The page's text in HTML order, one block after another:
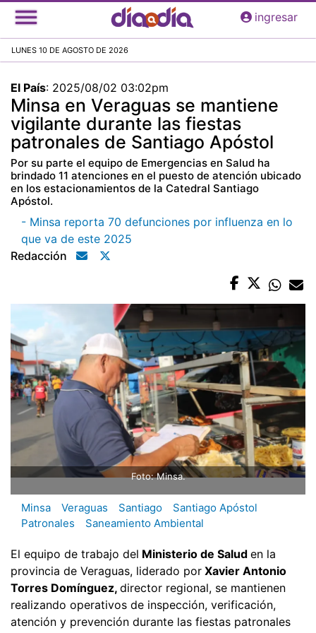
Pasar
al
principal
ingresar
LUNES 10 DE AGOSTO DE 2026
El País: 2025/08/02 03:02pm
Minsa en Veraguas se mantiene
vigilante durante las fiestas
patronales de Santiago Apóstol
Por su parte el equipo de Emergencias en Salud ha
brindado 11 atenciones en el puesto de atención ubicado
en los estacionamientos de la Catedral Santiago
Apóstol.
- Minsa reporta 70 defunciones por influenza en lo
que va de este 2025
Redacción
Foto: Minsa.
Minsa Veraguas Santiago
Santiago Apóstol
Patronales
Saneamiento Ambiental
El equipo de trabajo del Ministerio de Salud en la
provincia de Veraguas, liderado por Xavier Antonio
Torres Domínguez, director regional, se mantienen
realizando operativos de inspección, verificación,
atención y prevención durante las fiestas patronales